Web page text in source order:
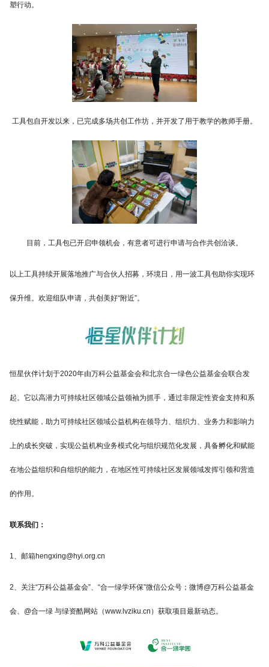
塑行动。
工具包自开发以来，已完成多场共创工作坊，并开发了用于教学的教师手册。
目前，工具包已开启申领机会，有意者可进行申请与合作共创洽谈。
以上工具持续开展落地推广与合伙人招募，环境日，用一波工具包助你实现环
保升维。欢迎组队申请，共创美好“附近”。
恒星伙伴计划于2020年由万科公益基金会和北京合一绿色公益基金会联合发
起。它以高潜力可持续社区领域公益领袖为抓手，通过非限定性资金支持和系
统性赋能，助力可持续社区领域公益机构在领导力、组织力、业务力和影响力
上的成长突破，实现公益机构业务模式化与组织规范化发展，具备孵化和赋能
在地公益组织和自组织的能力，在地区性可持续社区发展领域发挥引领和营造
的作用。
联系我们：
1、邮箱hengxing@hyi.org.cn
2、关注“万科公益基金会”、“合一绿学环保”微信公众号；微博@万科公益基金
会、@合一绿 与绿资酷网站（www.lvziku.cn）获取项目最新动态。